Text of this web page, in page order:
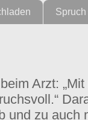
Arzt:
und zu auch